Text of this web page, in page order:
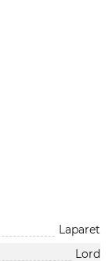
Laparet
Lord